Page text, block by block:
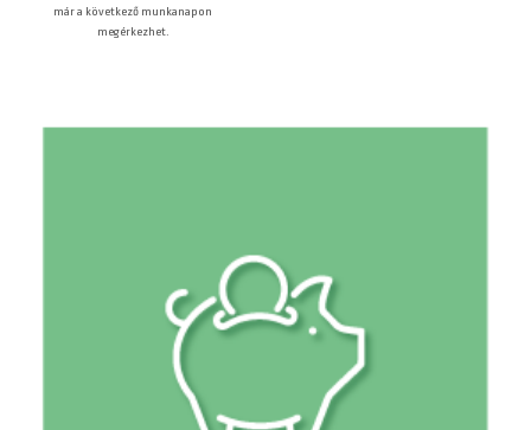
már a következő munkanapon
megérkezhet.